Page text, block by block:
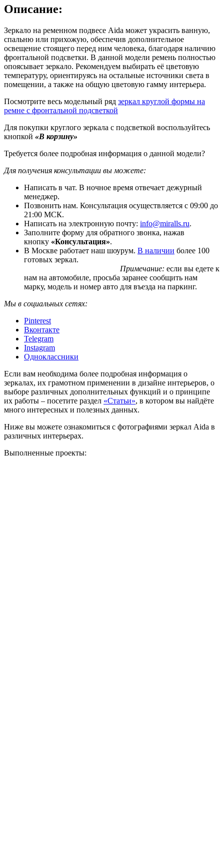
Описание:
Зеркало на ременном подвесе Aida может украсить ванную,
спальню или прихожую, обеспечив дополнительное
освещение стоящего перед ним человека, благодаря наличию
фронтальной подсветки. В данной модели ремень полностью
опоясывает зеркало. Рекомендуем выбирать её цветовую
температуру, ориентируясь на остальные источники света в
помещении, а также на общую цветовую гамму интерьера.
Посмотрите весь модельный ряд зеркал круглой формы на
ремне с фронтальной подсветкой
Для покупки круглого зеркала с подсветкой воспользуйтесь
кнопкой «В корзину»
Требуется более подробная информация о данной модели?
Для получения консультации вы можете:
Написать в чат. В ночное время отвечает дежурный
менеджер.
Позвонить нам. Консультация осуществляется с 09:00 до
21:00 МСК.
Написать на электронную почту: info@miralls.ru.
Заполните форму для обратного звонка, нажав
кнопку «Консультация».
В Москве работает наш шоурум. В наличии более 100
готовых зеркал.
Примечание: если вы едете к
нам на автомобиле, просьба заранее сообщить нам
марку, модель и номер авто для въезда на паркинг.
Мы в социальных сетях:
Pinterest
Вконтакте
Telegram
Instagram
Одноклассники
Если вам необходима более подробная информация о
зеркалах, их грамотном применении в дизайне интерьеров, о
выборе различных дополнительных функций и о принципе
их работы – посетите раздел «Статьи», в котором вы найдёте
много интересных и полезных данных.
Ниже вы можете ознакомиться с фотографиями зеркал Aida в
различных интерьерах.
Выполненные проекты: